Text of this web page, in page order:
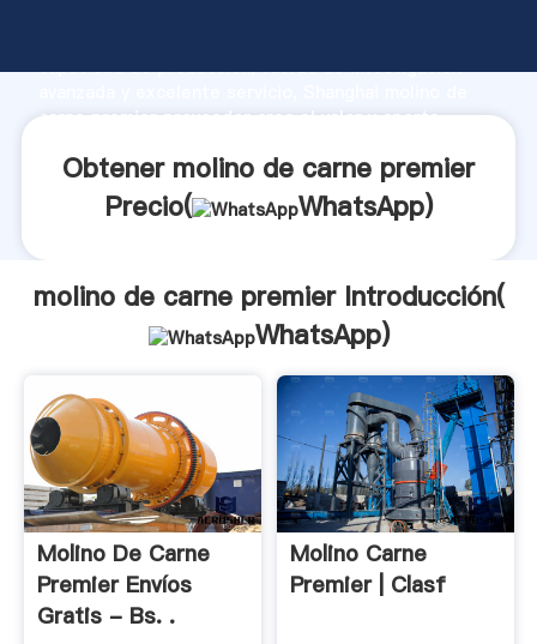
capacidad de producción, fuerza de investigación
carne premier proveedor crea el valor y aporta
Obtener molino de carne premier
Precio(
WhatsApp)
molino de carne premier Introducción(
WhatsApp)
Molino De Carne
Premier Envíos
Gratis - Bs. .
Molino Carne
Premier | Clasf